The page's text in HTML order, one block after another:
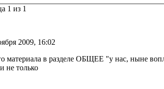
1 из 1
2009, 16:02
материала в разделе ОБЩЕЕ "у нас, ныне
не только